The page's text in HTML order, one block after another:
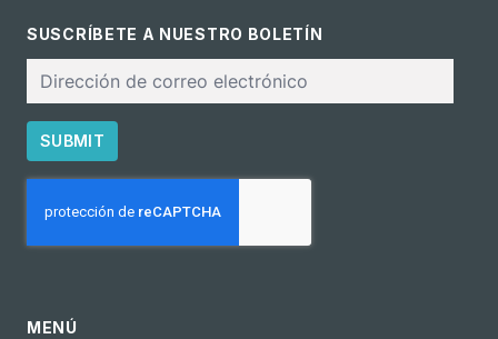
SUSCRÍBETE A NUESTRO BOLETÍN
Correo
electrónico
SUBMIT
CAPTCHA
MENÚ